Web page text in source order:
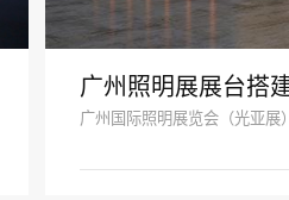
广州国际照明展览会（光亚展）